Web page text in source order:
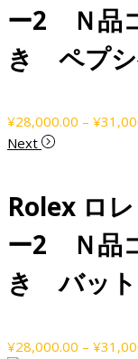
ー2 Ｎ品
き ペプ
¥28,000.00 – ¥
Next
Rolex ロ
ー2 Ｎ品
き バッ
¥28,000.00 – ¥